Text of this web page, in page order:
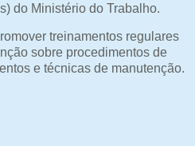
do Ministério do Trabalho.
treinamentos regulares
sobre procedimentos de
e técnicas de manutenção.